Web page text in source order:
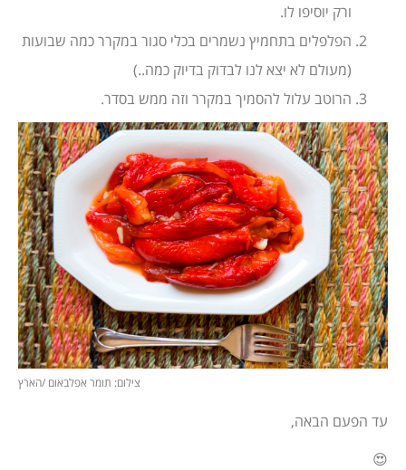
ורק יוסיפו לו.
הפלפלים בתחמיץ נשמרים בכלי סגור במקרר כמה שבועות
(מעולם לא יצא לנו לבדוק בדיוק כמה..)
הרוטב עלול להסמיך במקרר וזה ממש בסדר.
צילום: תומר אפלבאום /הארץ
עד הפעם הבאה,
😍